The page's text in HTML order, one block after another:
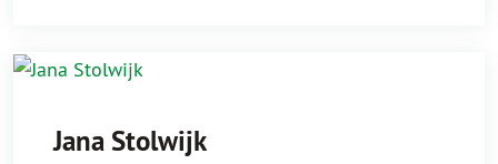
Jana Stolwijk